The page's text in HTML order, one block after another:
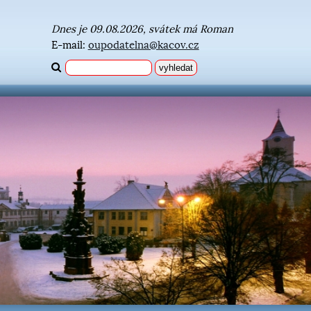
Dnes je 09.08.2026, svátek má Roman
E-mail: oupodatelna@kacov.cz